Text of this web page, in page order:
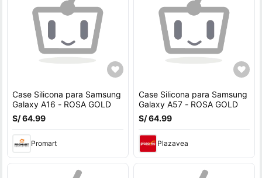
Case Silicona para Samsung
Galaxy A16 - ROSA GOLD
S/ 64.99
Promart
Case Silicona para Samsung
Galaxy A57 - ROSA GOLD
S/ 64.99
Plazavea